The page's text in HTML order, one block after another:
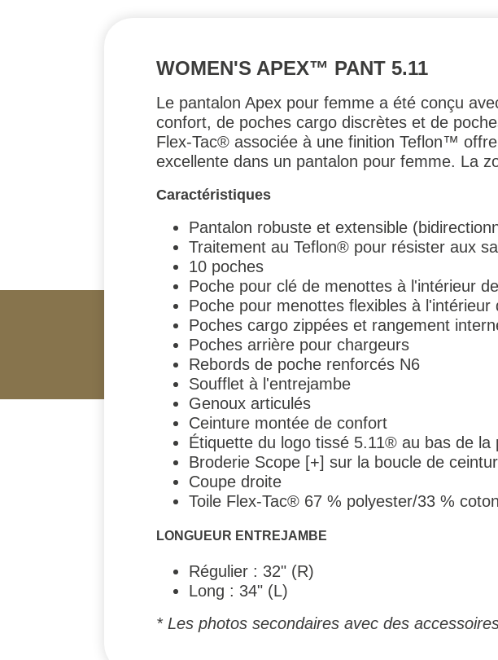
WOMEN'S APEX™ PANT 5.11
Le pantalon Apex pour femme a été conçu
confort, de poches cargo discrètes et de
Flex-Tac® associée à une finition Teflon™
excellente dans un pantalon pour femme. La
Caractéristiques
Pantalon robuste et extensible
Traitement au Teflon® pour résister aux
10 poches
Poche pour clé de menottes à l'intérieur
Poche pour menottes flexibles à l'intérieur
Poches cargo zippées et rangement
Poches arrière pour chargeurs
Rebords de poche renforcés N6
Soufflet à l'entrejambe
Genoux articulés
Ceinture montée de confort
Étiquette du logo tissé 5.11® au bas de la
Broderie Scope [+] sur la boucle de
Coupe droite
Toile Flex-Tac® 67 % polyester/33 %
LONGUEUR ENTREJAMBE
Régulier : 32" (R)
Long : 34" (L)
* Les photos secondaires avec des